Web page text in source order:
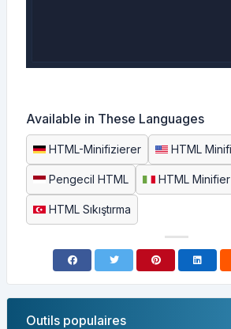
Available in These Languages
HTML-Minifizierer HTML
Pengecil HTML HTML Minifier
HTML Sıkıştırma
Outils populaires